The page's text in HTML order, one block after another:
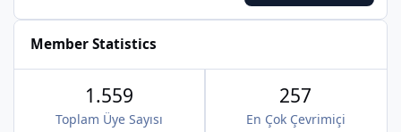
Member Statistics
1.559
Toplam Üye Sayısı
257
En Çok Çevrimiçi